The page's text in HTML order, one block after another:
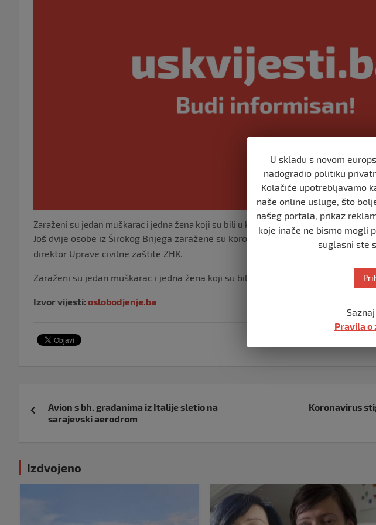
Zaraženi su jedan muškarac i jedna žena koji su bili u kontaktu sa prvozaraženom
Još dvije osobe iz Širokog Brijega zaražene su koronavirusom, potvrdio je za
direktor Uprave civilne zaštite ZHK.
Zaraženi su jedan muškarac i jedna žena koji su bili u kontaktu sa
Izvor vijesti: oslobodjenje.ba
objava
Avion s bh. građanima iz Italije sletio na
sarajevski aerodrom
Koronavirus
Izdvojeno
U skladu s novom
nadogradio politiku
Kolačiće upotrebljavamo
naše online usluge, što
našeg portala, prikaz
koje inače ne bismo mogli
suglasni ste
Pravila